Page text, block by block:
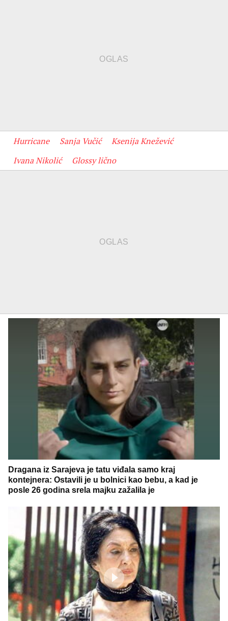
Hurricane Sanja Vučić
Ksenija Knežević
Ivana Nikolić
Glossy lično
Dragana iz Sarajeva je tatu viđala samo kraj
kontejnera: Ostavili je u bolnici kao bebu, a kad je
posle 26 godina srela majku zažalila je